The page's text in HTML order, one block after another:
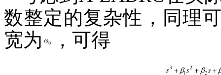
数整定的复杂性，同理
宽为
，可得